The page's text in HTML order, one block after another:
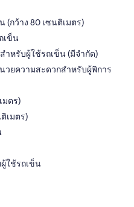
(กว้าง 80 เซนติเมตร)
เข็น
หรับผู้ใช้รถเข็น (มีจำกัด)
ยความสะดวกสำหรับผู้พิการ
มตร)
เมตร)
ใช้รถเข็น